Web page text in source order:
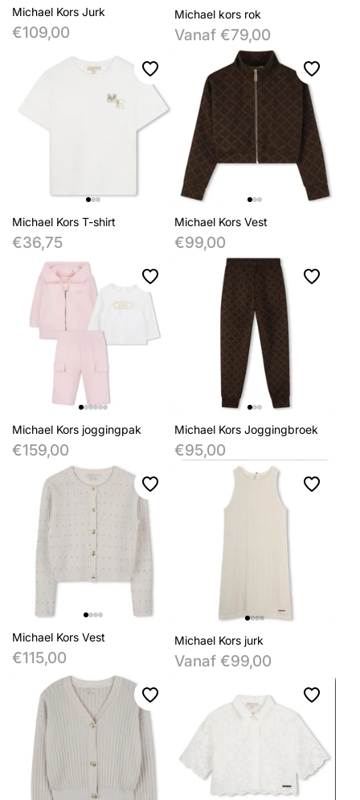
Michael Kors Jurk
€109,00
Michael kors rok
Vanaf €79,00
Michael Kors T-shirt
€36,75
Michael Kors Vest
€99,00
Michael Kors joggingpak
€159,00
Michael Kors Joggingbroek
€95,00
Michael Kors Vest
€115,00
Michael Kors jurk
Vanaf €99,00